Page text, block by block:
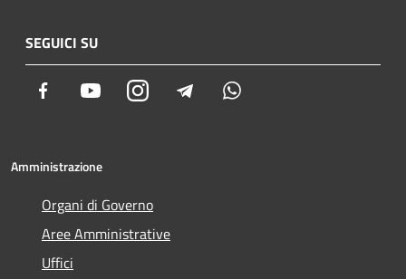
SEGUICI SU
Facebook YoutubeInstagram Telegram
Amministrazione
Organi di Governo
Aree Amministrative
Uffici